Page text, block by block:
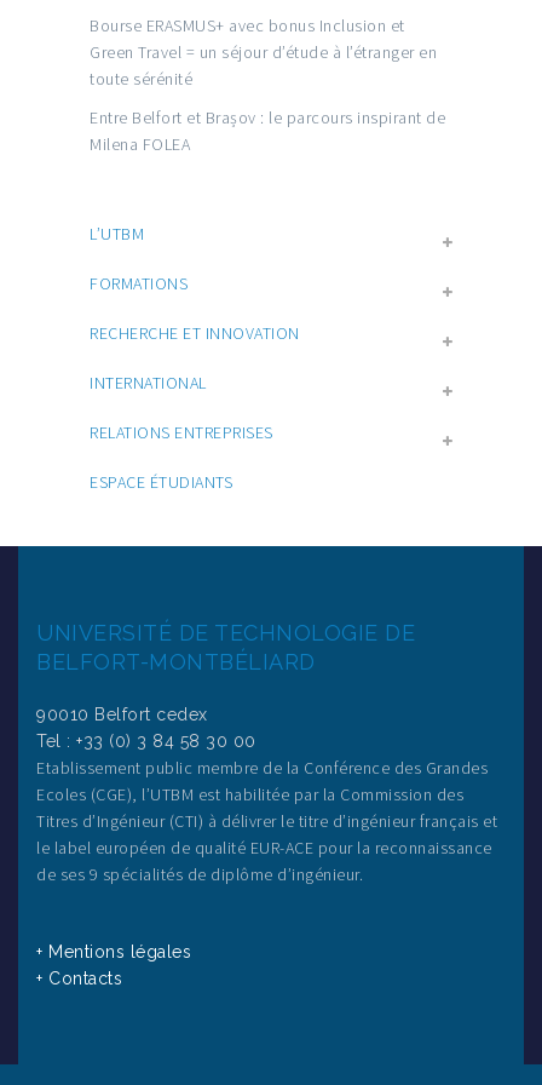
Bourse ERASMUS+ avec bonus Inclusion et
Green Travel = un séjour d’étude à l’étranger en
toute sérénité
Entre Belfort et Brașov : le parcours inspirant de
Milena FOLEA
L’UTBM
FORMATIONS
RECHERCHE ET INNOVATION
INTERNATIONAL
RELATIONS ENTREPRISES
ESPACE ÉTUDIANTS
UNIVERSITÉ DE TECHNOLOGIE DE
BELFORT-MONTBÉLIARD
90010 Belfort cedex
Tel : +33 (0) 3 84 58 30 00
Etablissement public membre de la Conférence des Grandes
Ecoles (CGE), l’UTBM est habilitée par la Commission des
Titres d’Ingénieur (CTI) à délivrer le titre d’ingénieur français et
le label européen de qualité EUR-ACE pour la reconnaissance
de ses 9 spécialités de diplôme d’ingénieur.
+ Mentions légales
+ Contacts